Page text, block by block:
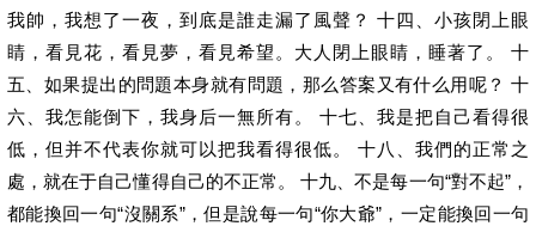
我帥，我想了一夜，到底是誰走漏了風聲？ 十四、小孩閉上眼
睛，看見花，看見夢，看見希望。大人閉上眼睛，睡著了。 十
五、如果提出的問題本身就有問題，那么答案又有什么用呢？ 十
六、我怎能倒下，我身后一無所有。 十七、我是把自己看得很
低，但并不代表你就可以把我看得很低。 十八、我們的正常之
處，就在于自己懂得自己的不正常。 十九、不是每一句“對不起”，
都能換回一句“沒關系”，但是說每一句“你大爺”，一定能換回一句